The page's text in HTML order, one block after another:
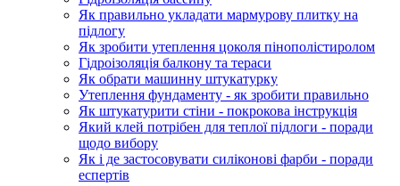
Як правильно укладати мармурову плитку на
підлогу
Як зробити утеплення цоколя пінополістиролом
Гідроізоляція балкону та тераси
Як обрати машинну штукатурку
Утеплення фундаменту - як зробити правильно
Як штукатурити стіни - покрокова інструкція
Який клей потрібен для теплої підлоги - поради
щодо вибору
Як і де застосовувати силіконові фарби - поради
еспертів